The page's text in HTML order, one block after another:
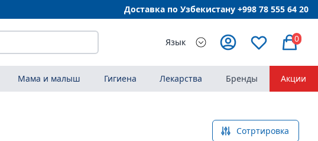
Доставка по Узбекистану +998 78 555 64 20
Язык 0
Мама и малыш Гигиена Лекарства Бренды Акции
Сотртировка